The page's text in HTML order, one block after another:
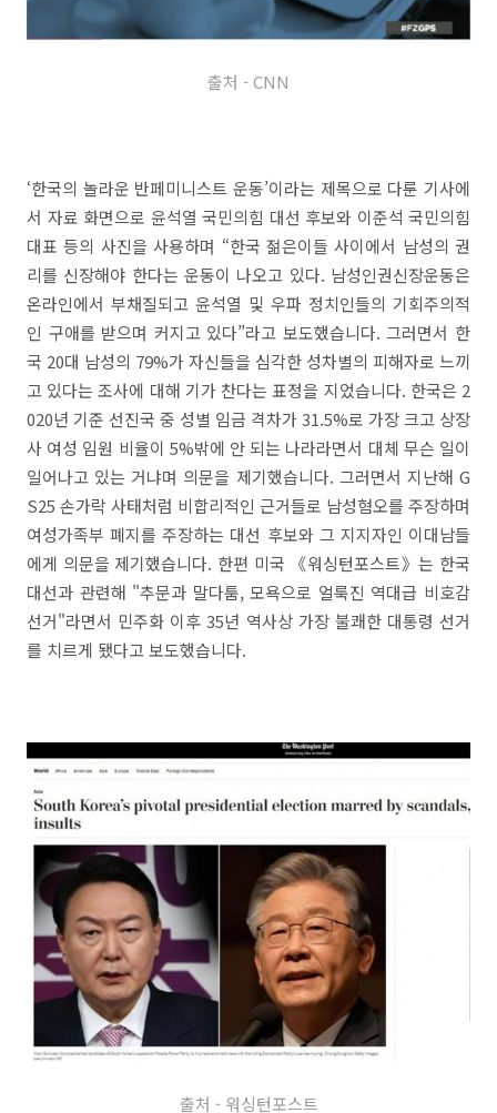
출처 - CNN
‘한국의 놀라운 반페미니스트 운동’이라는 제목으로 다룬 기사에
서 자료 화면으로 윤석열 국민의힘 대선 후보와 이준석 국민의힘
대표 등의 사진을 사용하며 “한국 젊은이들 사이에서 남성의 권
리를 신장해야 한다는 운동이 나오고 있다. 남성인권신장운동은
온라인에서 부채질되고 윤석열 및 우파 정치인들의 기회주의적
인 구애를 받으며 커지고 있다”라고 보도했습니다. 그러면서 한
국 20대 남성의 79%가 자신들을 심각한 성차별의 피해자로 느끼
고 있다는 조사에 대해 기가 찬다는 표정을 지었습니다. 한국은 2
020년 기준 선진국 중 성별 임금 격차가 31.5%로 가장 크고 상장
사 여성 임원 비율이 5%밖에 안 되는 나라라면서 대체 무슨 일이
일어나고 있는 거냐며 의문을 제기했습니다. 그러면서 지난해 G
S25 손가락 사태처럼 비합리적인 근거들로 남성혐오를 주장하며
여성가족부 폐지를 주장하는 대선 후보와 그 지지자인 이대남들
에게 의문을 제기했습니다. 한편 미국 《워싱턴포스트》는 한국
대선과 관련해 "추문과 말다툼, 모욕으로 얼룩진 역대급 비호감
선거"라면서 민주화 이후 35년 역사상 가장 불쾌한 대통령 선거
를 치르게 됐다고 보도했습니다.
출처 - 워싱턴포스트